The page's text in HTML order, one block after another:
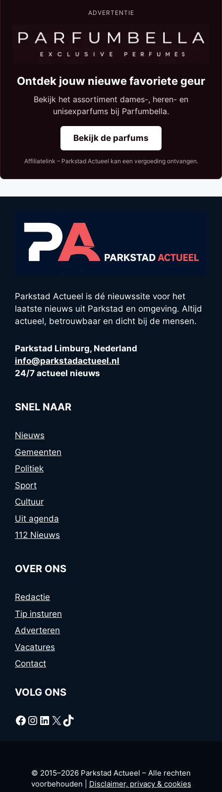
ADVERTENTIE
Ontdek jouw nieuwe favoriete geur
Bekijk het assortiment dames-, heren- en
unisexparfums bij Parfumbella.
Bekijk de parfums
Affiliatelink – Parkstad Actueel kan een vergoeding ontvangen.
Parkstad Actueel is dé nieuwssite voor het
laatste nieuws uit Parkstad en omgeving. Altijd
actueel, betrouwbaar en dicht bij de mensen.
Parkstad Limburg, Nederland
info@parkstadactueel.nl
24/7 actueel nieuws
SNEL NAAR
Nieuws
Gemeenten
Politiek
Sport
Cultuur
Uit agenda
112 Nieuws
OVER ONS
Redactie
Tip insturen
Adverteren
Vacatures
Contact
VOLG ONS
Facebook
Instagram
LinkedIn
X TikTok
© 2015–2026 Parkstad Actueel – Alle rechten
voorbehouden | Disclaimer, privacy & cookies